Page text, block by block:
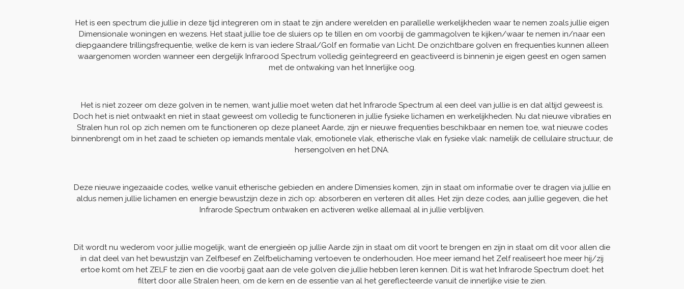
Het is een spectrum die jullie in deze tijd integreren om in staat te zijn andere werelden en parallelle werkelijkheden waar te nemen zoals jullie eigen
Dimensionale woningen en wezens. Het staat jullie toe de sluiers op te tillen en om voorbij de gammagolven te kijken/waar te nemen in/naar een
diepgaandere trillingsfrequentie, welke de kern is van iedere Straal/Golf en formatie van Licht. De onzichtbare golven en frequenties kunnen alleen
waargenomen worden wanneer een dergelijk Infrarood Spectrum volledig geïntegreerd en geactiveerd is binnenin je eigen geest en ogen samen
met de ontwaking van het Innerlijke oog.
Het is niet zozeer om deze golven in te nemen, want jullie moet weten dat het Infrarode Spectrum al een deel van jullie is en dat altijd geweest is.
Doch het is niet ontwaakt en niet in staat geweest om volledig te functioneren in jullie fysieke lichamen en werkelijkheden. Nu dat nieuwe vibraties en
Stralen hun rol op zich nemen om te functioneren op deze planeet Aarde, zijn er nieuwe frequenties beschikbaar en nemen toe, wat nieuwe codes
binnenbrengt om in het zaad te schieten op iemands mentale vlak, emotionele vlak, etherische vlak en fysieke vlak: namelijk de cellulaire structuur, de
hersengolven en het DNA.
Deze nieuwe ingezaaide codes, welke vanuit etherische gebieden en andere Dimensies komen, zijn in staat om informatie over te dragen via jullie en
aldus nemen jullie lichamen en energie bewustzijn deze in zich op: absorberen en verteren dit alles. Het zijn deze codes, aan jullie gegeven, die het
Infrarode Spectrum ontwaken en activeren welke allemaal al in jullie verblijven.
Dit wordt nu wederom voor jullie mogelijk, want de energieën op jullie Aarde zijn in staat om dit voort te brengen en zijn in staat om dit voor allen die
in dat deel van het bewustzijn van Zelfbesef en Zelfbelichaming vertoeven te onderhouden. Hoe meer iemand het Zelf realiseert hoe meer hij/zij
ertoe komt om het ZELF te zien en die voorbij gaat aan de vele golven die jullie hebben leren kennen. Dit is wat het Infrarode Spectrum doet: het
filtert door alle Stralen heen, om de kern en de essentie van al het gereflecteerde vanuit de innerlijke visie te zien.